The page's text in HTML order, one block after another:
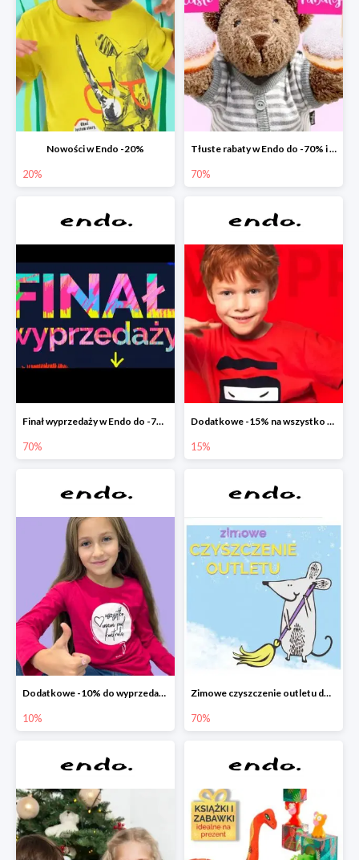
Nowości w Endo -20%
20%
Tłuste rabaty w Endo do -70% i extra -20% na wszystko
70%
Finał wyprzedaży w Endo do -70%
70%
Dodatkowe -15% na wszystko z wyprzedaży w Endo
15%
Dodatkowe -10% do wyprzedaży w Endo
10%
Zimowe czyszczenie outletu do -70%
70%